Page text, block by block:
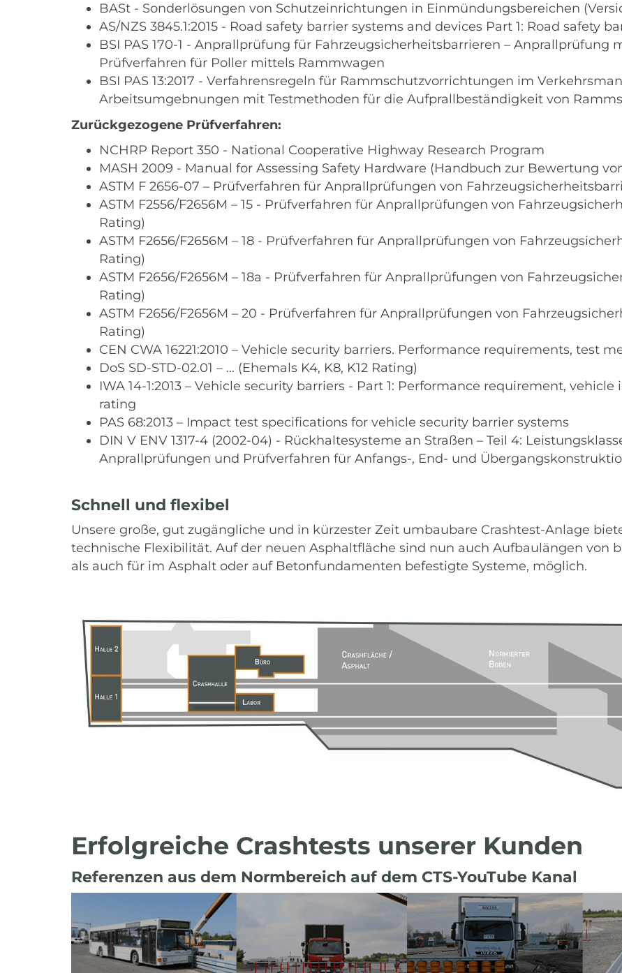
BASt - Sonderlösungen von Schutzeinrichtungen in Einmündungsbereichen
AS/NZS 3845.1:2015 - Road safety barrier systems and devices Part 1: Road safety
BSI PAS 170-1 - Anprallprüfung für Fahrzeugsicherheitsbarrieren – Anprallprüfung
Prüfverfahren für Poller mittels Rammwagen
BSI PAS 13:2017 - Verfahrensregeln für Rammschutzvorrichtungen im
Arbeitsumgebnungen mit Testmethoden für die Aufprallbeständigkeit von
Zurückgezogene Prüfverfahren:
NCHRP Report 350 - National Cooperative Highway Research Program
MASH 2009 - Manual for Assessing Safety Hardware (Handbuch zur Bewertung
ASTM F 2656-07 – Prüfverfahren für Anprallprüfungen von
ASTM F2556/F2656M – 15 - Prüfverfahren für Anprallprüfungen von
Rating)
ASTM F2656/F2656M – 18 - Prüfverfahren für Anprallprüfungen von
Rating)
ASTM F2656/F2656M – 18a - Prüfverfahren für Anprallprüfungen von
Rating)
ASTM F2656/F2656M – 20 - Prüfverfahren für Anprallprüfungen von
Rating)
CEN CWA 16221:2010 – Vehicle security barriers. Performance requirements, test
DoS SD-STD-02.01 – … (Ehemals K4, K8, K12 Rating)
IWA 14-1:2013 – Vehicle security barriers - Part 1: Performance requirement,
rating
PAS 68:2013 – Impact test specifications for vehicle security barrier systems
DIN V ENV 1317-4 (2002-04) - Rückhaltesysteme an Straßen – Teil 4:
Anprallprüfungen und Prüfverfahren für Anfangs-, End- und
Schnell und flexibel
Unsere große, gut zugängliche und in kürzester Zeit umbaubare Crashtest-Anlage
technische Flexibilität. Auf der neuen Asphaltfläche sind nun auch Aufbaulängen von
als auch für im Asphalt oder auf Betonfundamenten befestigte Systeme, möglich.
Erfolgreiche Crashtests unserer Kunden
Referenzen aus dem Normbereich auf dem CTS-YouTube Kanal